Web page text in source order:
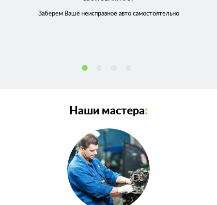
Заберем Ваше неисправноеавто самостоятельно
Наши мастера: